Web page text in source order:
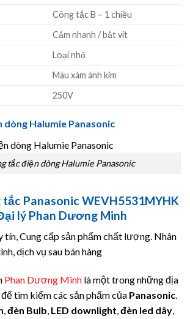
Công tắc B – 1 chiều
Cắm nhanh / bắt vít
Loại nhỏ
Màu xám ánh kim
250V
dòng Halumie Panasonic
tắc điện dòng Halumie Panasonic
Panasonic WEVH5531MYHK
lý Phan Dương Minh
tín, Cung cấp sản phẩm chất lượng. Nhân
dịch vụ sau bán hàng
Phan Dương Minh là một trong những địa
tìm kiếm các sản phẩm của Panasonic.
,đèn Bulb, LED downlight,đèn led dây,